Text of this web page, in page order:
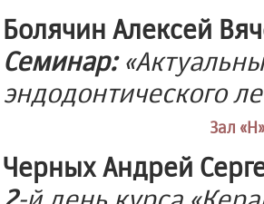
Болячин Алексей
Семинар:
эндодонтического
Зал
Черных Андрей